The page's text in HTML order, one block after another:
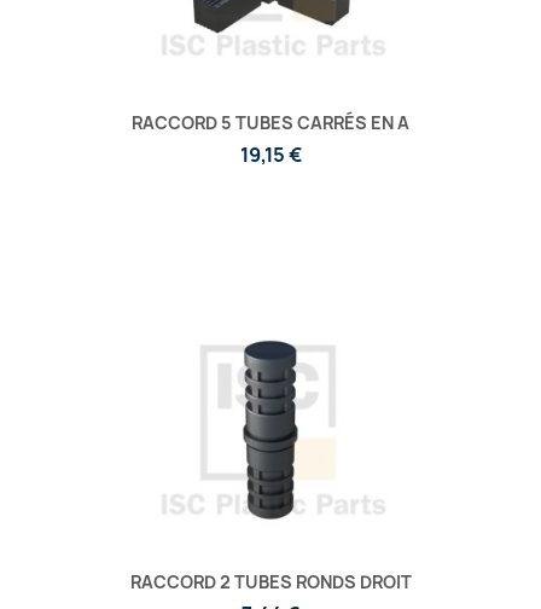
RACCORD 5 TUBES CARRÉS EN A
19,15 €
RACCORD 2 TUBES RONDS DROIT